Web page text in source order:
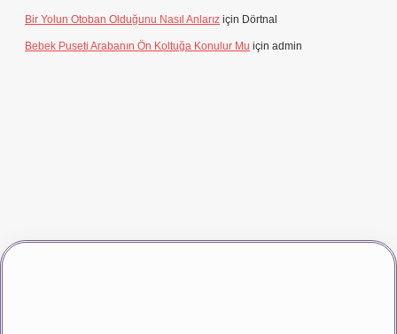
Bir Yolun Otoban Olduğunu Nasıl Anlarız için Dörtnal
Bebek Puseti Arabanın Ön Koltuğa Konulur Mu için admin
girişbetexper